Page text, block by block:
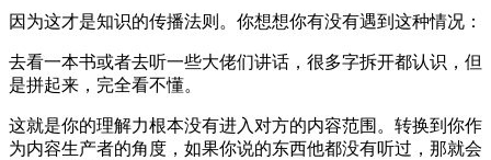
因为这才是知识的传播法则。你想想你有没有遇到这种情况：
去看一本书或者去听一些大佬们讲话，很多字拆开都认识，但
是拼起来，完全看不懂。
这就是你的理解力根本没有进入对方的内容范围。转换到你作
为内容生产者的角度，如果你说的东西他都没有听过，那就会